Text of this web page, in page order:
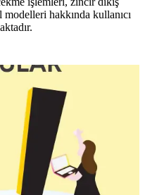
hakkında kullanıcı